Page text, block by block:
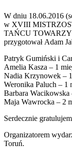
W dniu 18.06.2016
w XVIII
TAŃCU
przygotował Adam
Patryk Gumiński i
Amelia Kasza – 1
Nadia Krzynowek –
Weronika Paluch – 1
Barbara Wacikowska
Maja Wawrocka – 2
Serdecznie
Organizatorem
Toruń.